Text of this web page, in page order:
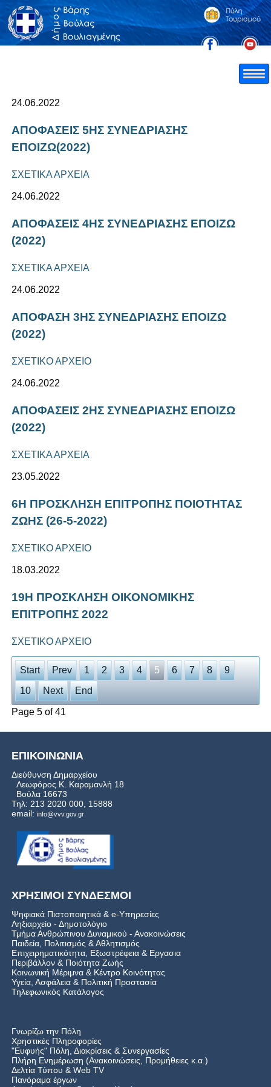
24.06.2022
ΑΠΟΦΑΣΕΙΣ 5ΗΣ ΣΥΝΕΔΡΙΑΣΗΣ
ΕΠΟΙΖΩ(2022)
ΣΧΕΤΙΚΑ ΑΡΧΕΙΑ
24.06.2022
ΑΠΟΦΑΣΕΙΣ 4ΗΣ ΣΥΝΕΔΡΙΑΣΗΣ ΕΠΟΙΖΩ
(2022)
ΣΧΕΤΙΚΑ ΑΡΧΕΙΑ
24.06.2022
ΑΠΟΦΑΣΗ 3ΗΣ ΣΥΝΕΔΡΙΑΣΗΣ ΕΠΟΙΖΩ
(2022)
ΣΧΕΤΙΚΟ ΑΡΧΕΙΟ
24.06.2022
ΑΠΟΦΑΣΕΙΣ 2ΗΣ ΣΥΝΕΔΡΙΑΣΗΣ ΕΠΟΙΖΩ
(2022)
ΣΧΕΤΙΚΑ ΑΡΧΕΙΑ
23.05.2022
6Η ΠΡΟΣΚΛΗΣΗ ΕΠΙΤΡΟΠΗΣ ΠΟΙΟΤΗΤΑΣ
ΖΩΗΣ (26-5-2022)
ΣΧΕΤΙΚΟ ΑΡΧΕΙΟ
18.03.2022
19Η ΠΡΟΣΚΛΗΣΗ ΟΙΚΟΝΟΜΙΚΗΣ
ΕΠΙΤΡΟΠΗΣ 2022
ΣΧΕΤΙΚΟ ΑΡΧΕΙΟ
Start Prev 1 2 3 4 5 6 7 8
9
10
Next End
Page 5 of 41
ΕΠΙΚΟΙΝΩΝΙΑ
Διεύθυνση Δημαρχείου
Λεωφόρος Κ. Καραμανλή 18
Βούλα 16673
Τηλ: 213 2020 000, 15888
email: info@vvv.gov.gr
ΧΡΗΣΙΜΟΙ ΣΥΝΔΕΣΜΟΙ
Ψηφιακά Πιστοποιητικά & e-Υπηρεσίες
Ληξιαρχείο - Δημοτολόγιο
Τμήμα Ανθρώπινου Δυναμικού - Ανακοινώσεις
Παιδεία, Πολιτισμός & Αθλητισμός
Επιχειρηματικότητα, Εξωστρέφεια & Εργασια
Περιβάλλον & Ποιότητα Ζωής
Kοινωνική Μέριμνα & Κέντρο Κοινότητας
Υγεία, Ασφάλεια & Πολιτική Προστασία
Τηλεφωνικός Κατάλογος
Γνωρίζω την Πόλη
Χρηστικές Πληροφορίες
"Ευφυής" Πόλη, Διακρίσεις & Συνεργασίες
Πλήρη Ενημέρωση (Ανακοινώσεις, Προμήθειες κ.α.)
Δελτία Τύπου & Web TV
Πανόραμα έργων